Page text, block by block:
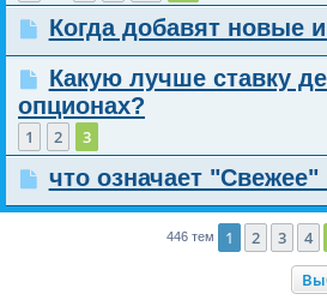
Когда добавят новые
Какую лучше ставку
опционах?
1 2 3
что означает
446 тем 1 2 3 4